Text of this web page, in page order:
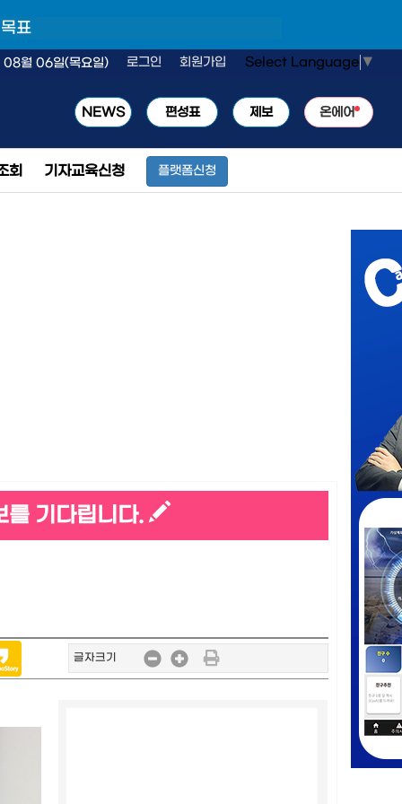
표
월 06일(목요일) 로그인 회원가입 Select Language ▼
NEWS 편성표 제보 온에어
회 기자교육신청 플랫폼신청
기다립니다.
글자크기